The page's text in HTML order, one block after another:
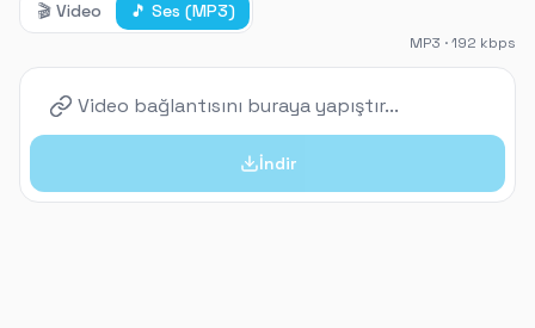
🎬 Video 🎵 Ses (MP3)
MP3 · 192 kbps
İndir